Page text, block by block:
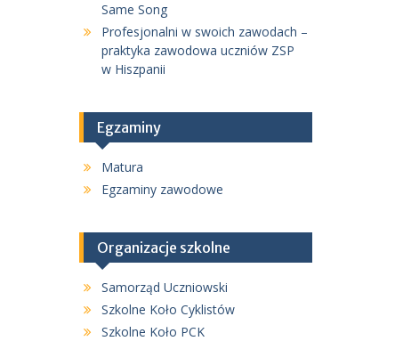
Same Song
Profesjonalni w swoich zawodach –
praktyka zawodowa uczniów ZSP
w Hiszpanii
Egzaminy
Matura
Egzaminy zawodowe
Organizacje szkolne
Samorząd Uczniowski
Szkolne Koło Cyklistów
Szkolne Koło PCK